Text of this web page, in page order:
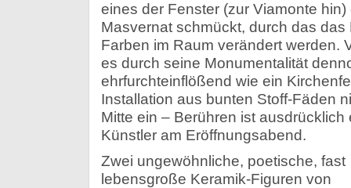
eines der Fenster (zur Viamonte
Masvernat schmückt, durch das das
Farben im Raum verändert werden.
es durch seine Monumentalität
ehrfurchteinflößend wie ein
Installation aus bunten Stoff-Fäden
Mitte ein – Berühren ist ausdrücklich
Künstler am Eröffnungsabend.
Zwei ungewöhnliche, poetische, fast
lebensgroße Keramik-Figuren von